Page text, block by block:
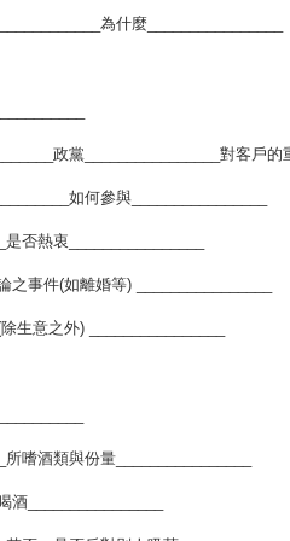
為什麼________________
政黨________________對客戶的
如何參與________________
否熱衷________________
事件(如離婚等) ________________
生意之外) ________________
嗜酒類與份量________________
________________